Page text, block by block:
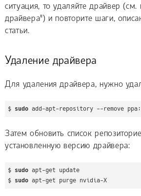
ситуация, то удаляйте драйвер (см.
драйвера") и повторите шаги,
статьи.
Удаление драйвера
Для удаления драйвера, нужно
$ sudo add-apt-repository --remove
Затем обновить список
установленную версию драйвера:
$ sudo apt-get update
$ sudo apt-get purge nvidia-X